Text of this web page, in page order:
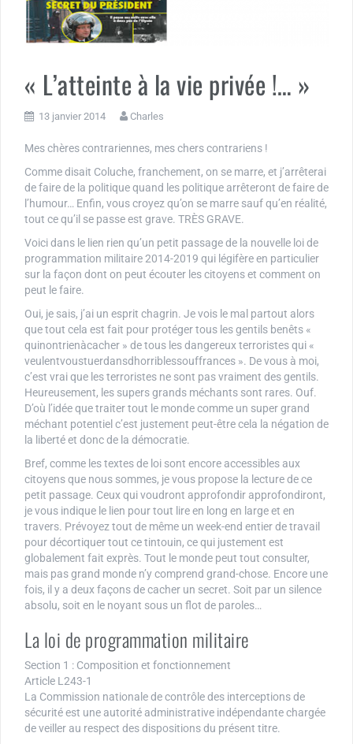
« L’atteinte à la vie privée !… »
13 janvier 2014 Charles
Mes chères contrariennes, mes chers contrariens !
Comme disait Coluche, franchement, on se marre, et j’arrêterai
de faire de la politique quand les politique arrêteront de faire de
l’humour… Enfin, vous croyez qu’on se marre sauf qu’en réalité,
tout ce qu’il se passe est grave. TRÈS GRAVE.
Voici dans le lien rien qu’un petit passage de la nouvelle loi de
programmation militaire 2014-2019 qui légifère en particulier
sur la façon dont on peut écouter les citoyens et comment on
peut le faire.
Oui, je sais, j’ai un esprit chagrin. Je vois le mal partout alors
que tout cela est fait pour protéger tous les gentils benêts «
quinontrienàcacher » de tous les dangereux terroristes qui «
veulentvoustuerdansdhorriblessouffrances ». De vous à moi,
c’est vrai que les terroristes ne sont pas vraiment des gentils.
Heureusement, les supers grands méchants sont rares. Ouf.
D’où l’idée que traiter tout le monde comme un super grand
méchant potentiel c’est justement peut-être cela la négation de
la liberté et donc de la démocratie.
Bref, comme les textes de loi sont encore accessibles aux
citoyens que nous sommes, je vous propose la lecture de ce
petit passage. Ceux qui voudront approfondir approfondiront,
je vous indique le lien pour tout lire en long en large et en
travers. Prévoyez tout de même un week-end entier de travail
pour décortiquer tout ce tintouin, ce qui justement est
globalement fait exprès. Tout le monde peut tout consulter,
mais pas grand monde n’y comprend grand-chose. Encore une
fois, il y a deux façons de cacher un secret. Soit par un silence
absolu, soit en le noyant sous un flot de paroles…
La loi de programmation militaire
Section 1 : Composition et fonctionnement
Article L243-1
La Commission nationale de contrôle des interceptions de
sécurité est une autorité administrative indépendante chargée
de veiller au respect des dispositions du présent titre.